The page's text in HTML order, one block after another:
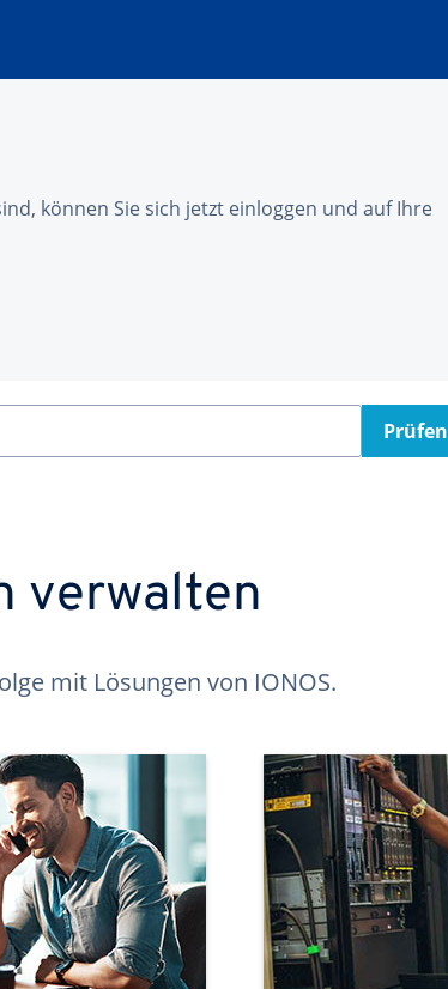
können Sie sich jetzt einloggen und auf Ihre
Prüfen
verwalten
mit Lösungen von IONOS.